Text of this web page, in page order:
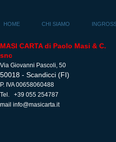
HOME CHI SIAMO
MASI CARTA di Paolo Masi & C.
snc
Via Giovanni Pascoli, 50
50018 - Scandicci (FI)
P. IVA 00658060488
Tel. +39 055 254787
mail info@masicarta.it